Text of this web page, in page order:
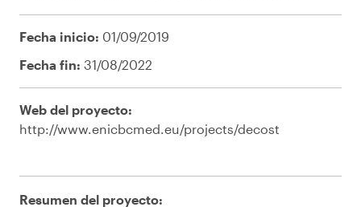
Fecha inicio: 01/09/2019
Fecha fin: 31/08/2022
Web del proyecto:
http://www.enicbcmed.eu/projects/decost
Resumen del proyecto: